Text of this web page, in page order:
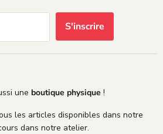
S'inscrire
une boutique physique !
les articles disponibles dans notre
dans notre atelier.